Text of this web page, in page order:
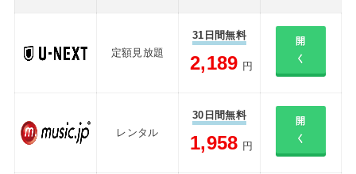
定額見放題
31日間無料
2,189 円
開
く
レンタル
30日間無料
1,958 円
開
く